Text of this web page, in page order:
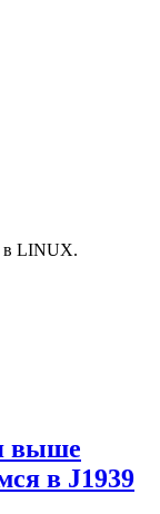
в LINUX.
выше
в J1939